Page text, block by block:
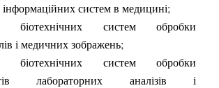
інформаційних систем в медицині;
біотехнічних систем обробки
і медичних зображень;
біотехнічних систем обробки
лабораторних аналізів і